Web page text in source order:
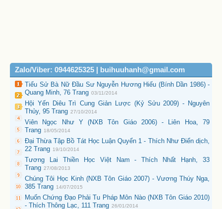
Zalo/Viber: 0944625325 | buihuuhanh@gmail.com
Tiểu Sử Bà Nữ Đầu Sư Nguyễn Hương Hiếu (Bính Dần 1986) -
Quang Minh, 76 Trang 03/11/2014
Hội Yến Diêu Trì Cung Giản Lược (Kỷ Sửu 2009) - Nguyên
Thủy, 95 Trang 27/10/2014
Viên Ngọc Như Y (NXB Tôn Giáo 2006) - Liên Hoa, 79
Trang 18/05/2014
Đại Thừa Tập Bồ Tát Học Luận Quyển 1 - Thích Như Điển dịch,
22 Trang 19/10/2014
Tương Lai Thiền Học Việt Nam - Thích Nhất Hạnh, 33
Trang 27/08/2013
Chúng Tôi Học Kinh (NXB Tôn Giáo 2007) - Vương Thúy Nga,
385 Trang 14/07/2015
Muốn Chứng Đạo Phải Tu Pháp Môn Nào (NXB Tôn Giáo 2010)
- Thích Thông Lạc, 111 Trang 26/01/2014